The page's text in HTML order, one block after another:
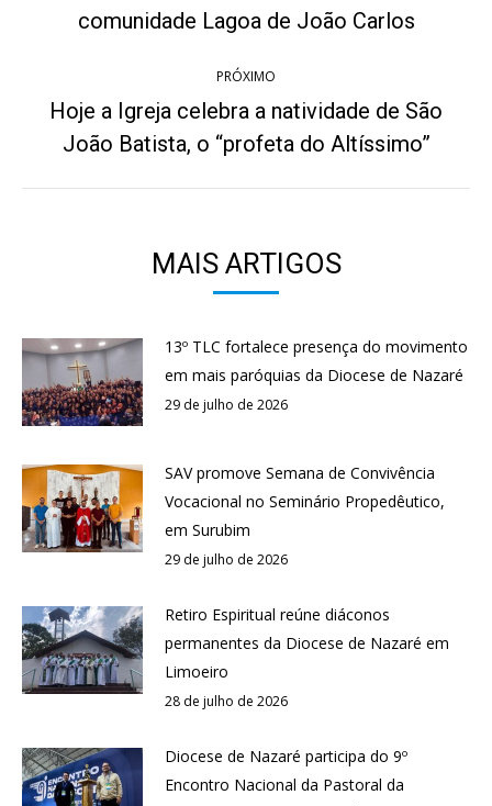
post:
anterior:
comunidade Lagoa de João Carlos
PRÓXIMO
Próximo
post:
Hoje a Igreja celebra a natividade de São
João Batista, o “profeta do Altíssimo”
MAIS ARTIGOS
13º TLC fortalece presença do movimento
em mais paróquias da Diocese de Nazaré
29 de julho de 2026
SAV promove Semana de Convivência
Vocacional no Seminário Propedêutico,
em Surubim
29 de julho de 2026
Retiro Espiritual reúne diáconos
permanentes da Diocese de Nazaré em
Limoeiro
28 de julho de 2026
Diocese de Nazaré participa do 9º
Encontro Nacional da Pastoral da